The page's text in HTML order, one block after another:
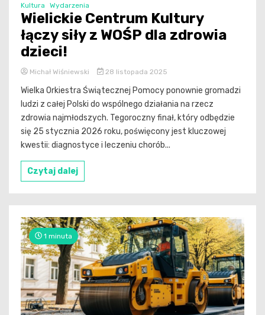
Kultura Wydarzenia
Wielickie Centrum Kultury
łączy siły z WOŚP dla zdrowia
dzieci!
Michał Wiśniewski 28 listopada 2025
Wielka Orkiestra Świątecznej Pomocy ponownie gromadzi
ludzi z całej Polski do wspólnego działania na rzecz
zdrowia najmłodszych. Tegoroczny finał, który odbędzie
się 25 stycznia 2026 roku, poświęcony jest kluczowej
kwestii: diagnostyce i leczeniu chorób...
Czytaj dalej
1 minuta